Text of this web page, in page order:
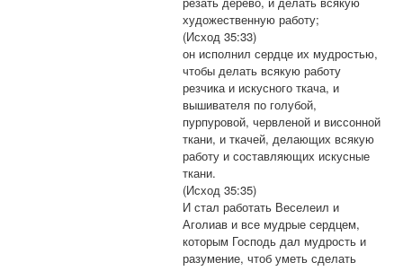
художественную работу;
(Исход 35:33)
он исполнил сердце их мудростью,
чтобы делать всякую работу
резчика и искусного ткача, и
вышивателя по голубой,
пурпуровой, червленой и виссонной
ткани, и ткачей, делающих всякую
работу и составляющих искусные
ткани.
(Исход 35:35)
И стал работать Веселеил и
Аголиав и все мудрые сердцем,
которым Господь дал мудрость и
разумение, чтоб уметь сделать